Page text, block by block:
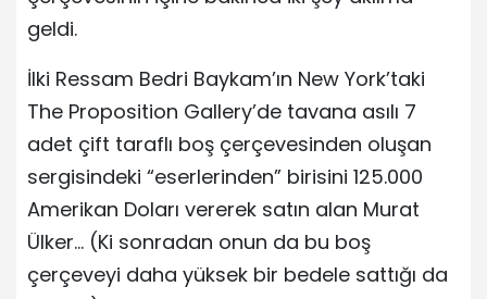
geldi.
İlki Ressam Bedri Baykam’ın New York’taki
The Proposition Gallery’de tavana asılı 7
adet çift taraflı boş çerçevesinden oluşan
sergisindeki “eserlerinden” birisini 125.000
Amerikan Doları vererek satın alan Murat
Ülker… (Ki sonradan onun da bu boş
çerçeveyi daha yüksek bir bedele sattığı da